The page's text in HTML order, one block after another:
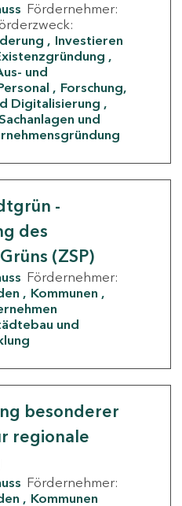
Fördernehmer:
Investieren
und
Forschung,
Digitalisierung
und
-
des
(ZSP)
Fördernehmer:
Kommunen
und
besonderer
regionale
Fördernehmer:
Kommunen